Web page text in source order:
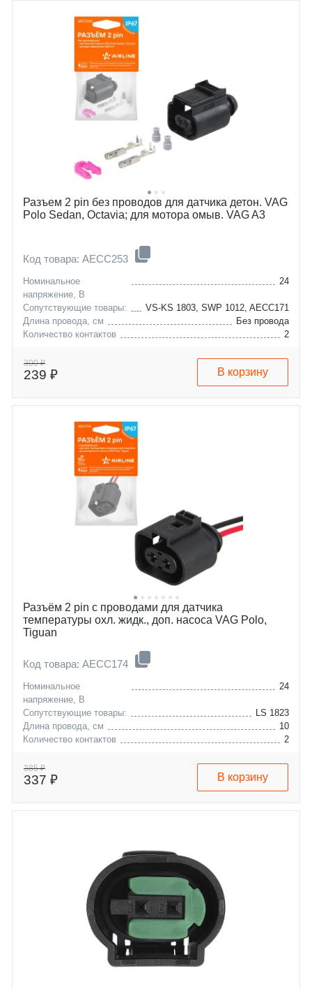
Разъем 2 pin без проводов для датчика детон. VAG
Polo Sedan, Octavia; для мотора омыв. VAG A3
Код товара: AECC253
Номинальное
напряжение, В
24
Сопутствующие товары:
VS-KS 1803, SWP 1012, AECC171
Длина провода, см
Без провода
Количество контактов
2
bentley
a2
bmw
a4
man
a5
300 ₽
239 ₽ В корзину
Разъём 2 pin с проводами для датчика
температуры охл. жидк., доп. насоса VAG Polo,
Tiguan
Код товара: AECC174
Номинальное
напряжение, В
24
Сопутствующие товары:
LS 1823
Длина провода, см
10
Количество контактов
2
mercedes-benz
a4
seat
a6
vw
a8
385 ₽
337 ₽ В корзину